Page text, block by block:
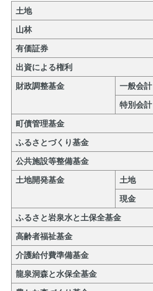
土地
山林
有価証券
出資による権利
財政調整基金
一般会計
特別会計
町債管理基金
ふるさとづくり基金
公共施設等整備基金
土地開発基金
土地
現金
ふるさと岩泉水と土保全基金
高齢者福祉基金
介護給付費準備基金
龍泉洞森と水保全基金